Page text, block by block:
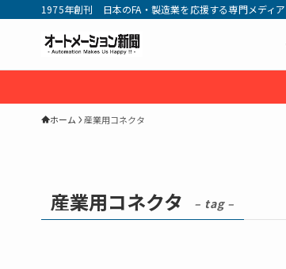
1975年創刊 日本のFA・製造業を応援する専門メディ
ホーム 産業用コネクタ
産業用コネクタ – tag –